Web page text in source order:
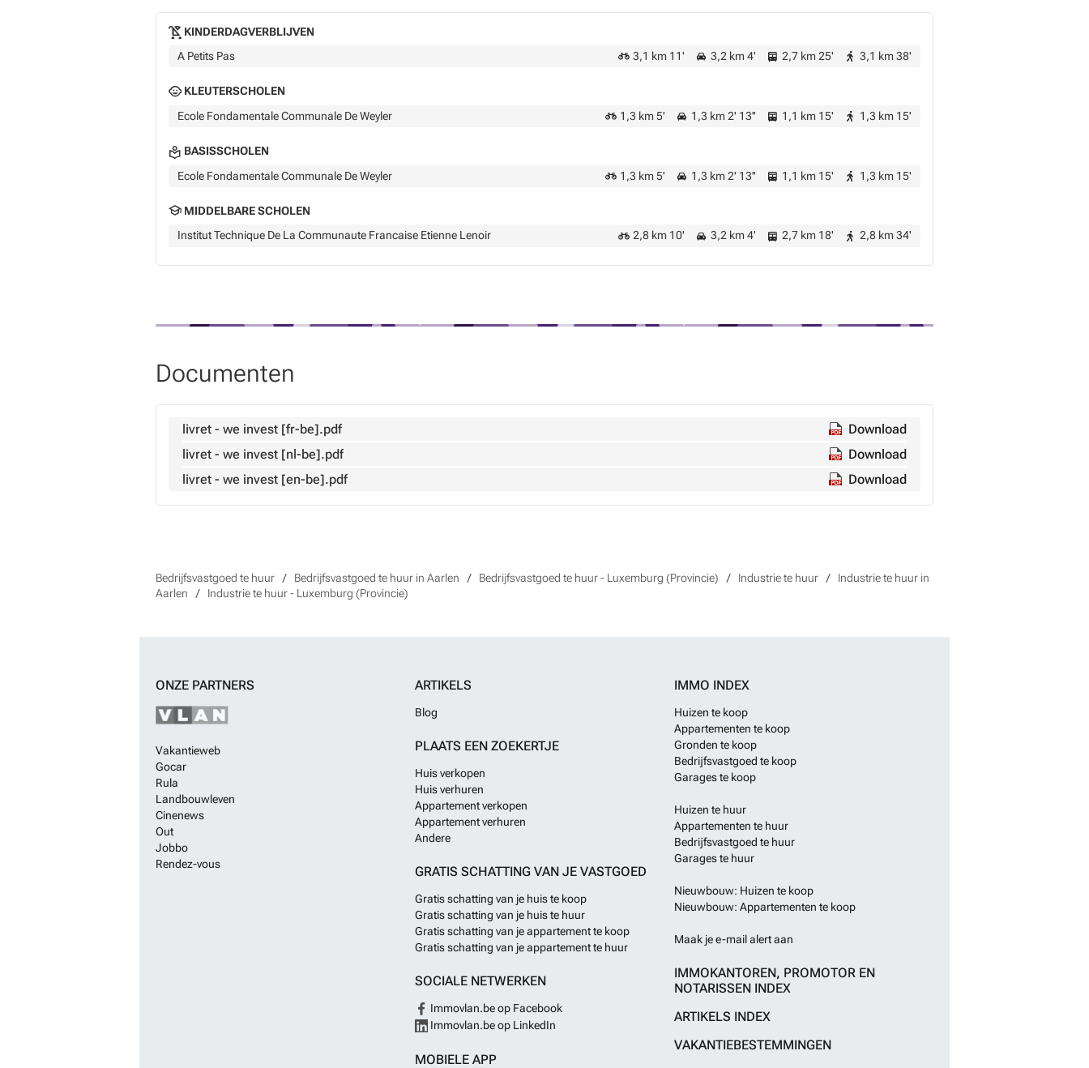
KINDERDAGVERBLIJVEN
A Petits Pas
3,1 km 11' 3,2 km 4' 2,7 km 25' 3,1 km 38'
KLEUTERSCHOLEN
Ecole Fondamentale Communale De Weyler
1,3 km 5' 1,3 km 2' 13'' 1,1 km 15' 1,3 km 15'
BASISSCHOLEN
Ecole Fondamentale Communale De Weyler
1,3 km 5' 1,3 km 2' 13'' 1,1 km 15' 1,3 km 15'
MIDDELBARE SCHOLEN
Institut Technique De La Communaute Francaise Etienne Lenoir
2,8 km 10' 3,2 km 4' 2,7 km 18' 2,8 km 34'
Documenten
livret - we invest [fr-be].pdf
Download
livret - we invest [nl-be].pdf
Download
livret - we invest [en-be].pdf
Download
Bedrijfsvastgoed te huur Bedrijfsvastgoed te huur in Aarlen Bedrijfsvastgoed te huur - Luxemburg (Provincie) Industrie te huur
Industrie te huur in
Aarlen
Industrie te huur - Luxemburg (Provincie)
ONZE PARTNERS
Vakantieweb
Gocar
Rula
Landbouwleven
Cinenews
Out
Jobbo
Rendez-vous
ARTIKELS
Blog
PLAATS EEN ZOEKERTJE
Huis verkopen
Huis verhuren
Appartement verkopen
Appartement verhuren
Andere
GRATIS SCHATTING VAN JE VASTGOED
Gratis schatting van je huis te koop
Gratis schatting van je huis te huur
Gratis schatting van je appartement te koop
Gratis schatting van je appartement te huur
SOCIALE NETWERKEN
Immovlan.be op Facebook
Immovlan.be op LinkedIn
MOBIELE APP
IMMO INDEX
Huizen te koop
Appartementen te koop
Gronden te koop
Bedrijfsvastgoed te koop
Garages te koop
Huizen te huur
Appartementen te huur
Bedrijfsvastgoed te huur
Garages te huur
Nieuwbouw: Huizen te koop
Nieuwbouw: Appartementen te koop
Maak je e-mail alert aan
IMMOKANTOREN, PROMOTOR EN
NOTARISSEN INDEX
ARTIKELS INDEX
VAKANTIEBESTEMMINGEN